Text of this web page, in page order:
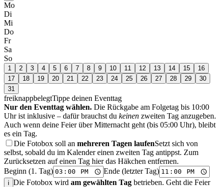
Mo
Di
Mi
Do
Fr
Sa
So
1 2 3 4 5 6 7 8 9 10 11 12 13 14 15
16
17
18 19 20 21 22 23 24 25 26 27 28 29
30
31
freiknappbelegtTippe deinen Eventtag
Nur den Eventtag wählen. Die Rückgabe am Folgetag bis 10:00
Uhr ist inklusive – dafür brauchst du keinen zweiten Tag anzugeben.
Auch wenn deine Feier über Mitternacht geht (bis 05:00 Uhr), bleibt
es ein Tag.
Die Fotobox soll an mehreren Tagen laufenSetzt sich von
selbst, sobald du im Kalender einen zweiten Tag antippst. Zum
Zurücksetzen auf einen Tag hier das Häkchen entfernen.
Beginn (1. Tag)
Ende (letzter Tag)
i Die Fotobox wird am gewählten Tag betrieben. Geht die Feier